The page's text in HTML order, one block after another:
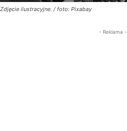
Zdjęcie ilustracyjne. / foto: Pixabay
- Reklama -